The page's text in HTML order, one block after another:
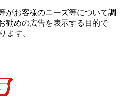
がお客様のニーズ等について調
勧めの広告を表⽰する⽬的で
ます。